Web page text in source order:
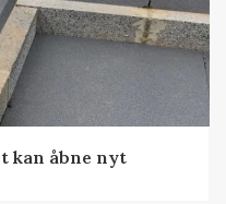
kan åbne nyt